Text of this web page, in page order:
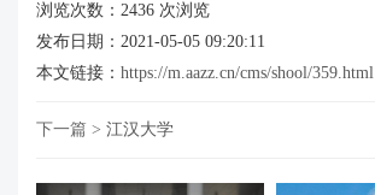
浏览次数： 2436 次浏览
发布日期：2021-05-05 09:20:11
本文链接： https://m.aazz.cn/cms/shool/359.html
下一篇 > 江汉大学